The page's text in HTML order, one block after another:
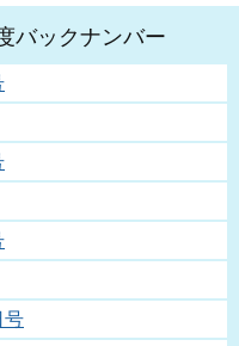
バックナンバー
号